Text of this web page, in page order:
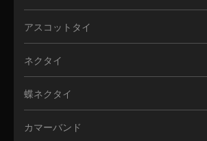
アスコットタイ
ネクタイ
蝶ネクタイ
カマーバンド